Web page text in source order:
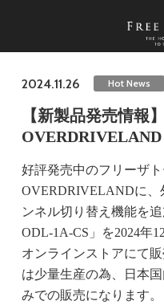
2024.11.26 Hot News
【新製品発売情報
好評発売中のフリーザ
OVERDRIVELANDに、
ンネル切り替え機能を
ODL-1A-CS」を2024年
オンラインストアにて
は少量生産の為、日本
みでの販売になります。